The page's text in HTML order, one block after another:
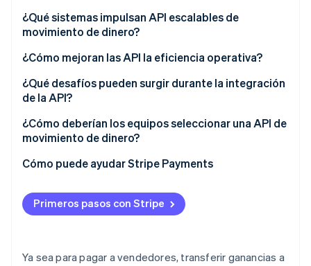
1. Autenticación del solicitante
3. Financiación de la transferencia
4. Ejecución de la transferencia
5. Seguimiento y confirmación de la transferencia
¿Qué sistemas impulsan API escalables de
movimiento de dinero?
Pasarela API y controles de acceso
Integraciones de redes bancarias y de pagos
Sistemas de cumplimiento de la normativa, control
Monitorización, alerta y redundancia
Servicios modulares y orquestación
¿Cómo mejoran las API la eficiencia operativa?
Automatización eficiente
Visibilidad en tiempo real
Acceso más rápido a los fondos
¿Qué desafíos pueden surgir durante la integración
de la API?
Sistemas asíncronos
Errores y conciliación
Comportamiento del crecimiento
¿Cómo deberían los equipos seleccionar una API de
movimiento de dinero?
Ajuste empresarial
Soporte de seguridad y cumplimiento de la
normativa
Experiencia de integración
Cómo puede ayudar Stripe Payments
Primeros pasos con Stripe
Ya sea para pagar a vendedores, transferir ganancias a